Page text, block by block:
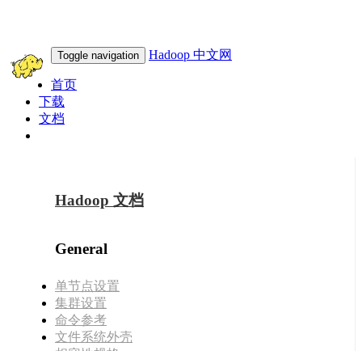
Toggle navigation Hadoop 中文网
首页
下载
文档
Hadoop 文档
General
单节点设置
集群设置
命令参考
文件系统外壳